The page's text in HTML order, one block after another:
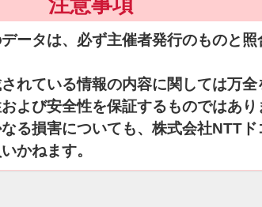
ータは、必ず主催者発行のものと照
れている情報の内容に関しては万全
よび安全性を保証するものではあ
る損害についても、株式会社NTTド
かねます。